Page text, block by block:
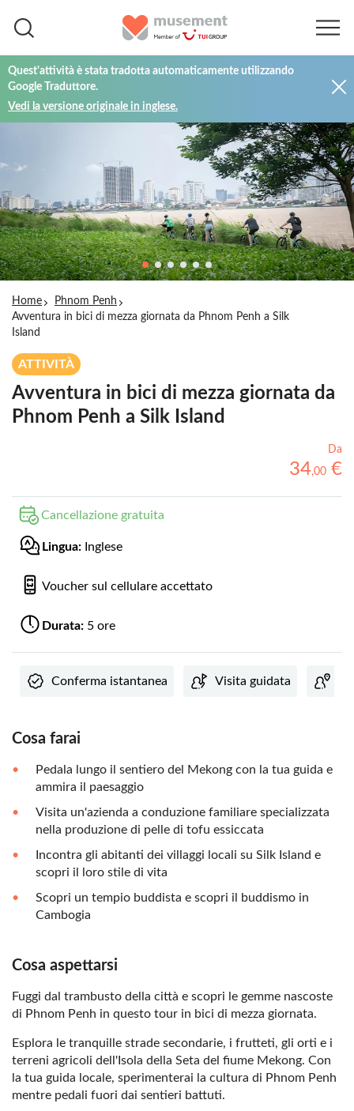
Quest'attività è stata tradotta automaticamente utilizzando
Google Traduttore.
Vedi la versione originale in inglese.
Home
Phnom Penh
Avventura in bici di mezza giornata da Phnom Penh a Silk
Island
ATTIVITÀ
Avventura in bici di mezza giornata da
Phnom Penh a Silk Island
Da
34,00 €
Cancellazione gratuita
Lingua: Inglese
Voucher sul cellulare accettato
Durata: 5 ore
Conferma istantanea Visita guidata
Cosa farai
Pedala lungo il sentiero del Mekong con la tua guida e
ammira il paesaggio
Visita un'azienda a conduzione familiare specializzata
nella produzione di pelle di tofu essiccata
Incontra gli abitanti dei villaggi locali su Silk Island e
scopri il loro stile di vita
Scopri un tempio buddista e scopri il buddismo in
Cambogia
Cosa aspettarsi
Fuggi dal trambusto della città e scopri le gemme nascoste
di Phnom Penh in questo tour in bici di mezza giornata.
Esplora le tranquille strade secondarie, i frutteti, gli orti e i
terreni agricoli dell'Isola della Seta del fiume Mekong. Con
la tua guida locale, sperimenterai la cultura di Phnom Penh
mentre pedali fuori dai sentieri battuti.